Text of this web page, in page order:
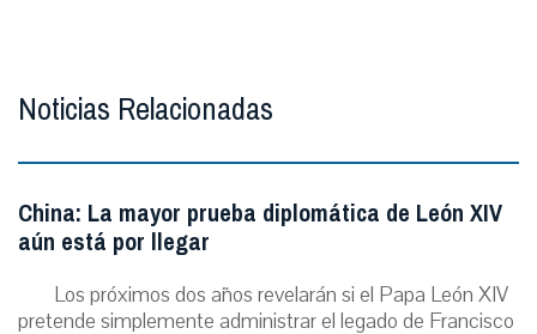
Noticias Relacionadas
China: La mayor prueba diplomática de León XIV
aún está por llegar
Los próximos dos años revelarán si el Papa León XIV
pretende simplemente administrar el legado de Francisco